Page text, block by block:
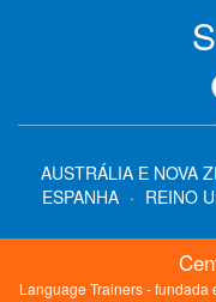
AUSTRÁLIA E NOVA
ESPANHA · REINO
Language Trainers -